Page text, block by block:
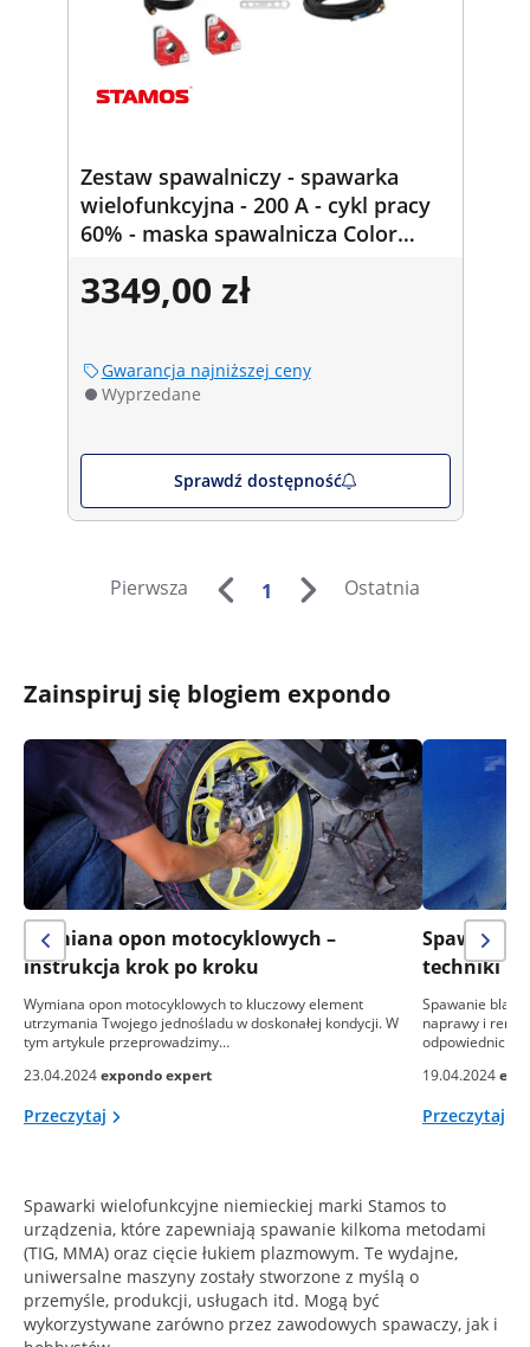
Zestaw spawalniczy - spawarka
wielofunkcyjna - 200 A - cykl pracy
60% - maska spawalnicza Color
spawalnicze - 30/45/60/90° - 15 kg
3349,00 zł
Gwarancja najniższej ceny
Wyprzedane
Sprawdź dostępność
Pierwsza 1 Ostatnia
Zainspiruj się blogiem expondo
Wymiana opon motocyklowych –
instrukcja krok po kroku
Wymiana opon motocyklowych to kluczowy element
utrzymania Twojego jednośladu w doskonałej kondycji. W
tym artykule przeprowadzimy…
23.04.2024expondo expert
Przeczytaj
Spawanie
techniki i
Spawanie
naprawy i
odpowiednich
19.04.2024
Przeczytaj
Spawarki wielofunkcyjne niemieckiej marki Stamos to
urządzenia, które zapewniają spawanie kilkoma metodami
(TIG, MMA) oraz cięcie łukiem plazmowym. Te wydajne,
uniwersalne maszyny zostały stworzone z myślą o
przemyśle, produkcji, usługach itd. Mogą być
wykorzystywane zarówno przez zawodowych spawaczy, jak i